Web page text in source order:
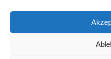
Tagesgeld vergleichen